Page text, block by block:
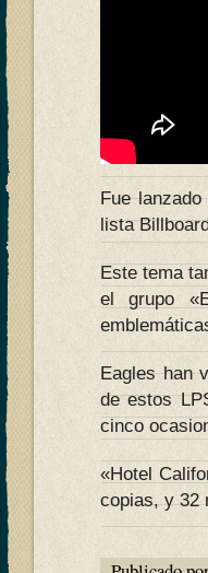
Fue
lista
Este tema
el grupo
Eagles han
de estos
cinco
«Hotel
copias, y 32